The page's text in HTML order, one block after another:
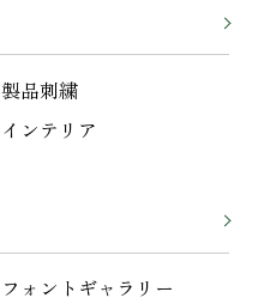
製品刺繍
インテリア
フォントギャラリー